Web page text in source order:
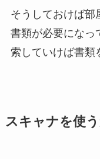
そうしておけば部
書類が必要になっ
索していけば書類
スキャナを使う